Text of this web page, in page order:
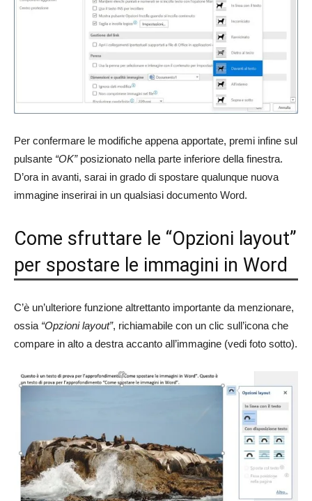
Per confermare le modifiche appena apportate, premi infine sul
pulsante “OK”posizionato nella parte inferiore della finestra.
D’ora in avanti, sarai in grado di spostare qualunque nuova
immagine inserirai in un qualsiasi documento Word.
Come sfruttare le “Opzioni layout”
per spostare le immagini in Word
C’è un’ulteriore funzione altrettanto importante da menzionare,
ossia “Opzioni layout”, richiamabile con un clic sull’icona che
compare in alto a destra accanto all’immagine (vedi foto sotto).